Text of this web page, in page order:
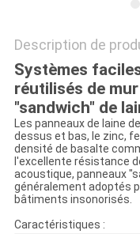
Description de
Systèmes
réutilisés de
"sandwich" de
Les panneaux de laine
dessus et bas, le zinc,
densité de basalte
l'excellente résistance
acoustique, panneaux
généralement adoptés
bâtiments insonorisés.
Caractéristiques :